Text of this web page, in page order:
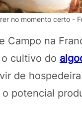
no momento certo -
Campo na
cultivo do
de
potencial